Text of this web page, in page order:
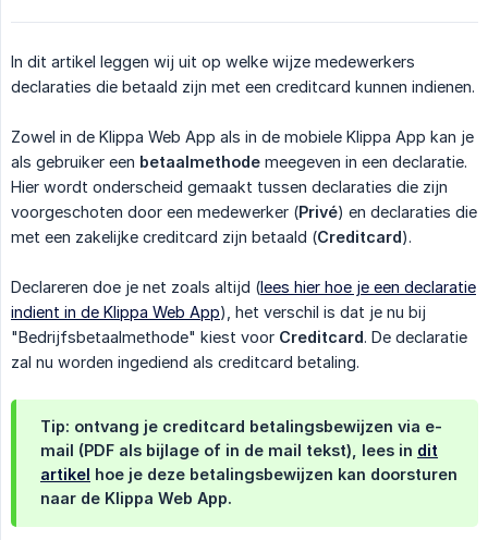
In dit artikel leggen wij uit op welke wijze medewerkers
declaraties die betaald zijn met een creditcard kunnen indienen.
Zowel in de Klippa Web App als in de mobiele Klippa App kan je
als gebruiker een betaalmethode meegeven in een declaratie.
Hier wordt onderscheid gemaakt tussen declaraties die zijn
voorgeschoten door een medewerker (Privé) en declaraties die
met een zakelijke creditcard zijn betaald (Creditcard).
Declareren doe je net zoals altijd (lees hier hoe je een declaratie
indient in de Klippa Web App), het verschil is dat je nu bij
"Bedrijfsbetaalmethode" kiest voor Creditcard. De declaratie
zal nu worden ingediend als creditcard betaling.
Tip: ontvang je creditcard betalingsbewijzen via e-
mail (PDF als bijlage of in de mail tekst), lees in dit
artikel hoe je deze betalingsbewijzen kan doorsturen
naar de Klippa Web App.